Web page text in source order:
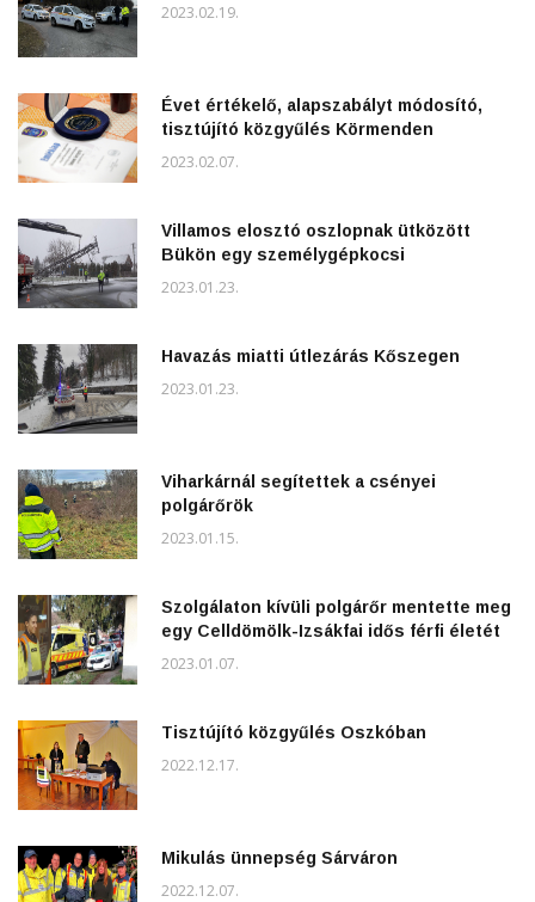
2023.02.19.
Évet értékelő, alapszabályt módosító,
tisztújító közgyűlés Körmenden
2023.02.07.
Villamos elosztó oszlopnak ütközött
Bükön egy személygépkocsi
2023.01.23.
Havazás miatti útlezárás Kőszegen
2023.01.23.
Viharkárnál segítettek a csényei
polgárőrök
2023.01.15.
Szolgálaton kívüli polgárőr mentette meg
egy Celldömölk-Izsákfai idős férfi életét
2023.01.07.
Tisztújító közgyűlés Oszkóban
2022.12.17.
Mikulás ünnepség Sárváron
2022.12.07.